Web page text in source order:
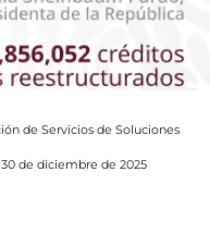
de Servicios de Soluciones
30 de diciembre de 2025